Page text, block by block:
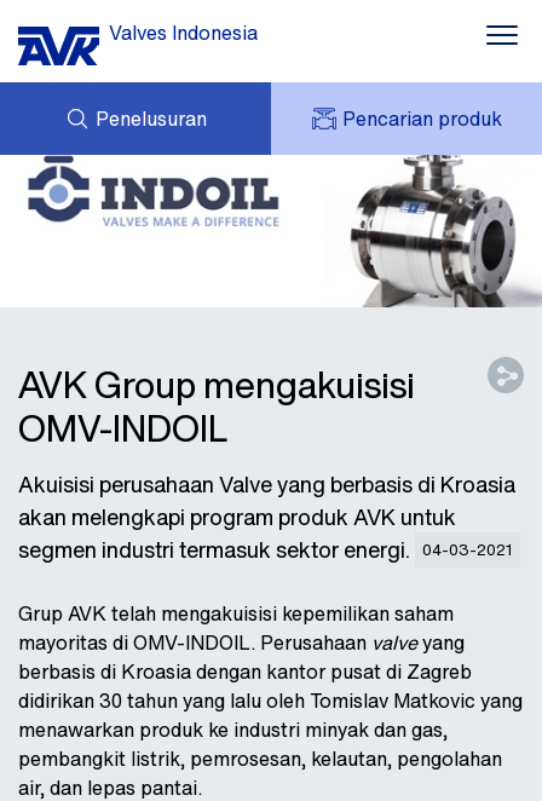
Valves Indonesia
Penelusuran Pencarian produk
TENTANG AVK
BERITA
PERTANYAAN
AVK SAYA
AVK HOLDING (GROUP)
AVK Group mengakuisisi
OMV-INDOIL
Akuisisi perusahaan Valve yang berbasis di Kroasia
akan melengkapi program produk AVK untuk
segmen industri termasuk sektor energi. 04-03-2021
Grup AVK telah mengakuisisi kepemilikan saham
mayoritas di OMV-INDOIL. Perusahaan valveyang
berbasis di Kroasia dengan kantor pusat di Zagreb
didirikan 30 tahun yang lalu oleh Tomislav Matkovic yang
menawarkan produk ke industri minyak dan gas,
pembangkit listrik, pemrosesan, kelautan, pengolahan
air, dan lepas pantai.